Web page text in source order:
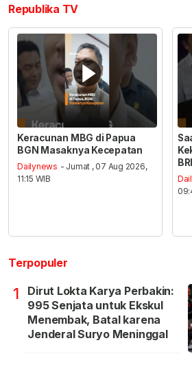
Republika TV
Keracunan MBG di Papua
BGN Masaknya Kecepatan
Dailynews - Jumat , 07 Aug 2026,
11:15 WIB
Terpopuler
1
Dirut Lokta Karya Perbakin:
995 Senjata untuk Ekskul
Menembak, Batal karena
Jenderal Suryo Meninggal